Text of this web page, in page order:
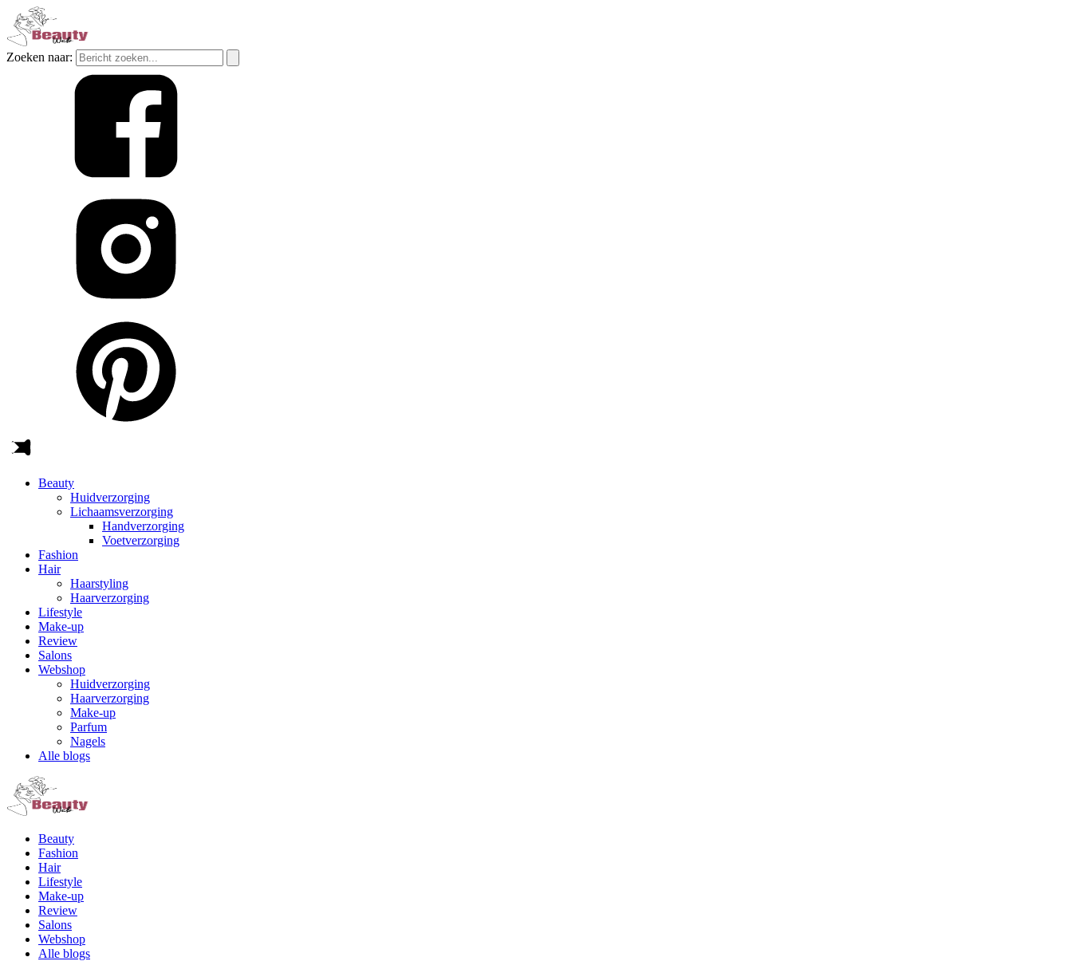
Zoeken naar:
Beauty
Huidverzorging
Lichaamsverzorging
Handverzorging
Voetverzorging
Fashion
Hair
Haarstyling
Haarverzorging
Lifestyle
Make-up
Review
Salons
Webshop
Huidverzorging
Haarverzorging
Make-up
Parfum
Nagels
Alle blogs
Beauty
Fashion
Hair
Lifestyle
Make-up
Review
Salons
Webshop
Alle blogs